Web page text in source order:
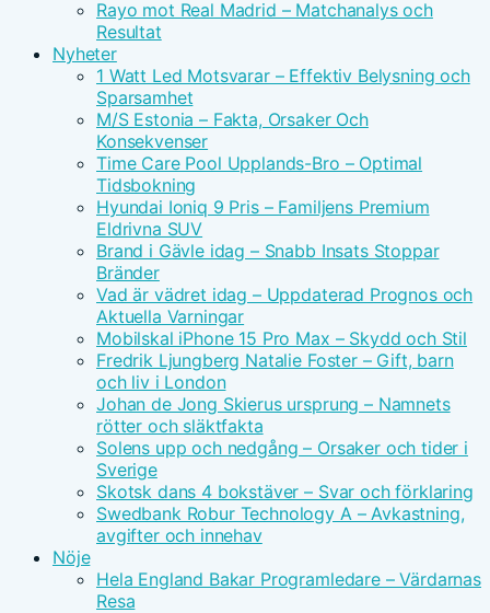
Rayo mot Real Madrid – Matchanalys och
Resultat
Nyheter
1 Watt Led Motsvarar – Effektiv Belysning och
Sparsamhet
M/S Estonia – Fakta, Orsaker Och
Konsekvenser
Time Care Pool Upplands-Bro – Optimal
Tidsbokning
Hyundai Ioniq 9 Pris – Familjens Premium
Eldrivna SUV
Brand i Gävle idag – Snabb Insats Stoppar
Bränder
Vad är vädret idag – Uppdaterad Prognos och
Aktuella Varningar
Mobilskal iPhone 15 Pro Max – Skydd och Stil
Fredrik Ljungberg Natalie Foster – Gift, barn
och liv i London
Johan de Jong Skierus ursprung – Namnets
rötter och släktfakta
Solens upp och nedgång – Orsaker och tider i
Sverige
Skotsk dans 4 bokstäver – Svar och förklaring
Swedbank Robur Technology A – Avkastning,
avgifter och innehav
Nöje
Hela England Bakar Programledare – Värdarnas
Resa